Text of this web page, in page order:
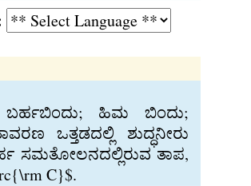
ಬರ್ಹಬಿಂದು; ಹಿಮ ಬಿಂದು;
ಒತ್ತಡದಲ್ಲಿ ಶುದ್ಧನೀರು
ಸಮತೋಲನದಲ್ಲಿರುವ ತಾಪ,
C}$.